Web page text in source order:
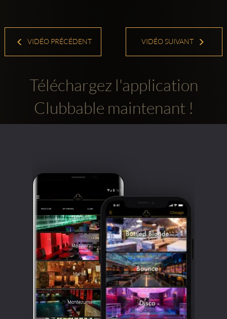
VIDÉO PRÉCÉDENT VIDÉO SUIVANT
Téléchargez l'application
Clubbable maintenant !